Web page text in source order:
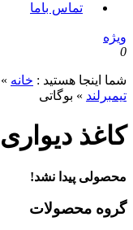
تماس باما
اینجا هستید : خانه»
»بوگاتی
دیواری
پیدا نشد!
محصولات